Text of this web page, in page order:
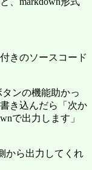
きのソースコード
ンの機能助かっ
き込んだら「次か
で出力します」
から出力してくれ